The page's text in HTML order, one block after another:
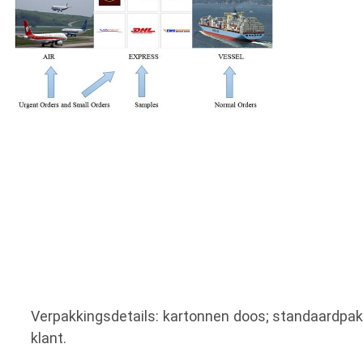
Verpakkingsdetails: kartonnen doos;
klant.